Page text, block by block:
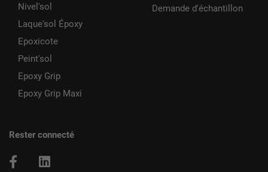
Nivel'sol
Laque'sol Époxy
Epoxicote
Peint'sol
Epoxy Grip
Epoxy Grip Maxi
Demande d'échantillon
Rester connecté